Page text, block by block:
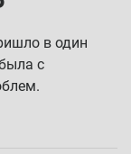
в один
с